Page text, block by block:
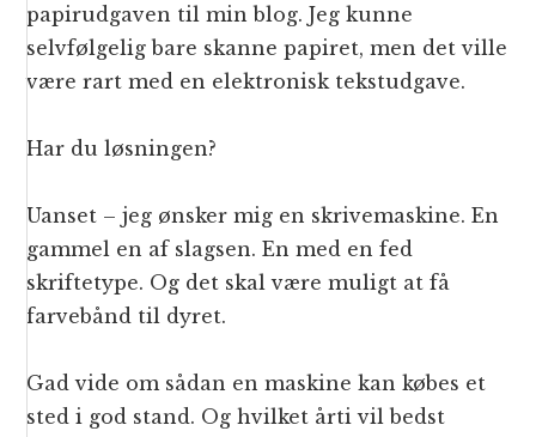
papirudgaven til min blog. Jeg kunne
selvfølgelig bare skanne papiret, men det ville
være rart med en elektronisk tekstudgave.
Har du løsningen?
Uanset – jeg ønsker mig en skrivemaskine. En
gammel en af slagsen. En med en fed
skriftetype. Og det skal være muligt at få
farvebånd til dyret.
Gad vide om sådan en maskine kan købes et
sted i god stand. Og hvilket årti vil bedst